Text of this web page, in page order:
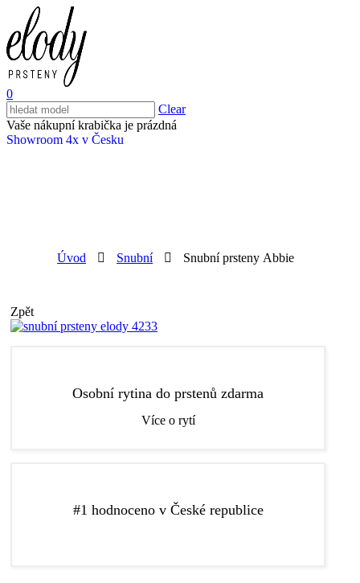
0
Clear
Vaše nákupní krabička je prázdná
Showroom 4x v Česku
Úvod Snubní Snubní prsteny Abbie
Zpět
Osobní rytina do prstenů zdarma
kterému budou vaše prsteny ještě speciálnější.
Více o rytí
#1 hodnoceno v České republice
výběr snubních a zásnubních prstenů v České